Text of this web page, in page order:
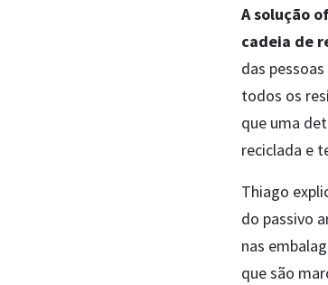
A solução
cadeia de
das
todos os
que uma
reciclada e
Thiago
do passivo
nas
que são